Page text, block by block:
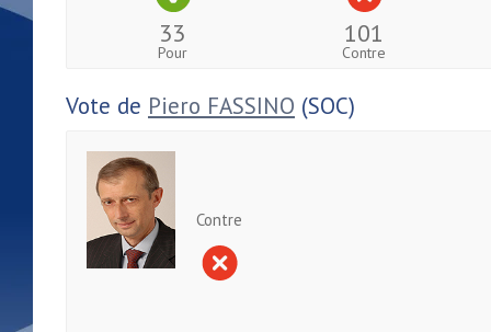
33
Pour
101
Contre
Vote de Piero FASSINO (SOC)
Contre